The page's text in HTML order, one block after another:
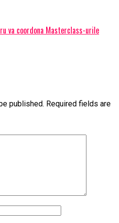
va coordona Masterclass-urile
published. Required fields are